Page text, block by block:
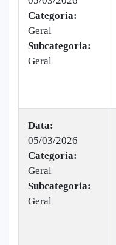
Categoria:
Geral
Subcategoria:
Geral
Data:
05/03/2026
Categoria:
Geral
Subcategoria:
Geral